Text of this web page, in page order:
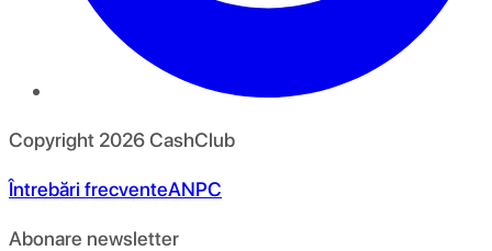
Copyright 2026CashClub
Întrebări frecventeANPC
Abonare newsletter